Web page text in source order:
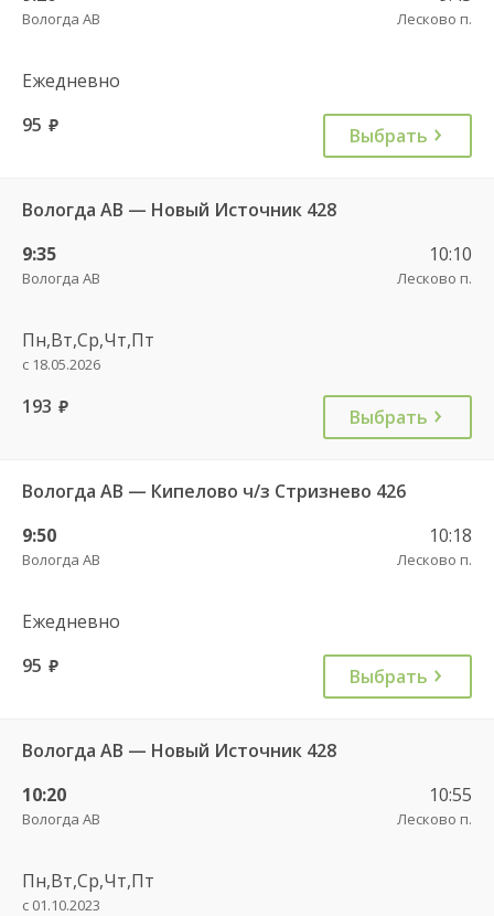
Вологда АВ Лесково п.
Ежедневно
95 руб. Выбрать
Вологда АВ — Новый Источник 428
9:35
Вологда АВ
10:10
Лесково п.
Пн,Вт,Ср,Чт,Пт
с 18.05.2026
193 руб. Выбрать
Вологда АВ — Кипелово ч/з Стризнево 426
9:50
Вологда АВ
10:18
Лесково п.
Ежедневно
95 руб. Выбрать
Вологда АВ — Новый Источник 428
10:20
Вологда АВ
10:55
Лесково п.
Пн,Вт,Ср,Чт,Пт
с 01.10.2023